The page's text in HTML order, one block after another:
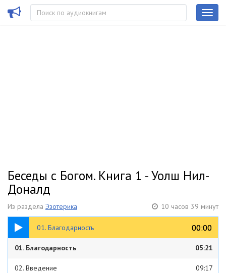
Беседы с Богом. Книга 1 - Уолш Нил-
Доналд
Из раздела Эзотерика 10 часов 39 минут
01. Благодарность 00:00
00:00
05:21
01. Благодарность 05:21
02. Введение 09:17